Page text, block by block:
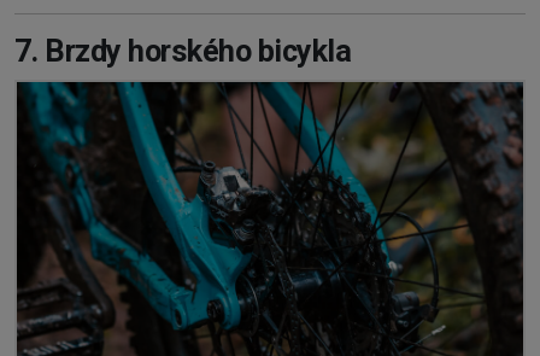
7. Brzdy horského bicykla